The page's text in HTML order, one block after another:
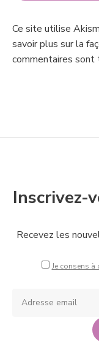
Ce site utilise
savoir plus sur la
commentaires sont
Inscrivez-
Recevez les
Je consens